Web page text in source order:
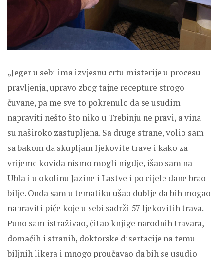
„Jeger u sebi ima izvjesnu crtu misterije u procesu
pravljenja, upravo zbog tajne recepture strogo
čuvane, pa me sve to pokrenulo da se usudim
napraviti nešto što niko u Trebinju ne pravi, a vina
su naširoko zastupljena. Sa druge strane, volio sam
sa bakom da skupljam ljekovite trave i kako za
vrijeme kovida nismo mogli nigdje, išao sam na
Ubla i u okolinu Jazine i Lastve i po cijele dane brao
bilje. Onda sam u tematiku ušao dublje da bih mogao
napraviti piće koje u sebi sadrži 57 ljekovitih trava.
Puno sam istraživao, čitao knjige narodnih travara,
domaćih i stranih, doktorske disertacije na temu
biljnih likera i mnogo proučavao da bih se usudio